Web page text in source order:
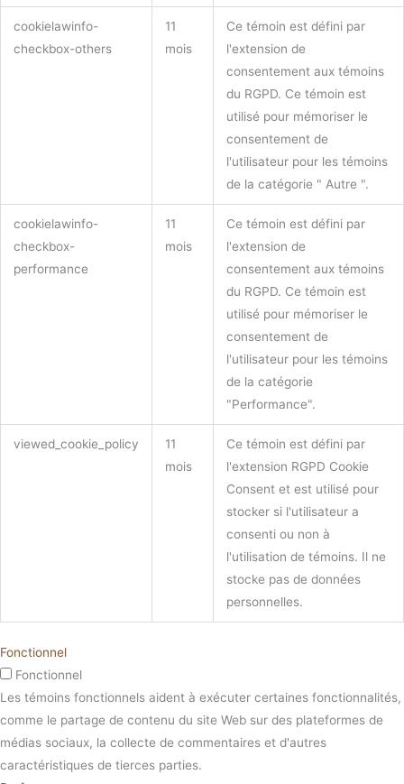
cookielawinfo-
checkbox-others
11
mois
Ce témoin est défini par
l'extension de
consentement aux témoins
du RGPD. Ce témoin est
utilisé pour mémoriser le
consentement de
l'utilisateur pour les témoins
de la catégorie " Autre ".
cookielawinfo-
checkbox-
performance
11
mois
Ce témoin est défini par
l'extension de
consentement aux témoins
du RGPD. Ce témoin est
utilisé pour mémoriser le
consentement de
l'utilisateur pour les témoins
de la catégorie
"Performance".
viewed_cookie_policy
11
mois
Ce témoin est défini par
l'extension RGPD Cookie
Consent et est utilisé pour
stocker si l'utilisateur a
consenti ou non à
l'utilisation de témoins. Il ne
stocke pas de données
personnelles.
Fonctionnel
Fonctionnel
Les témoins fonctionnels aident à exécuter certaines fonctionnalités,
comme le partage de contenu du site Web sur des plateformes de
médias sociaux, la collecte de commentaires et d'autres
caractéristiques de tierces parties.